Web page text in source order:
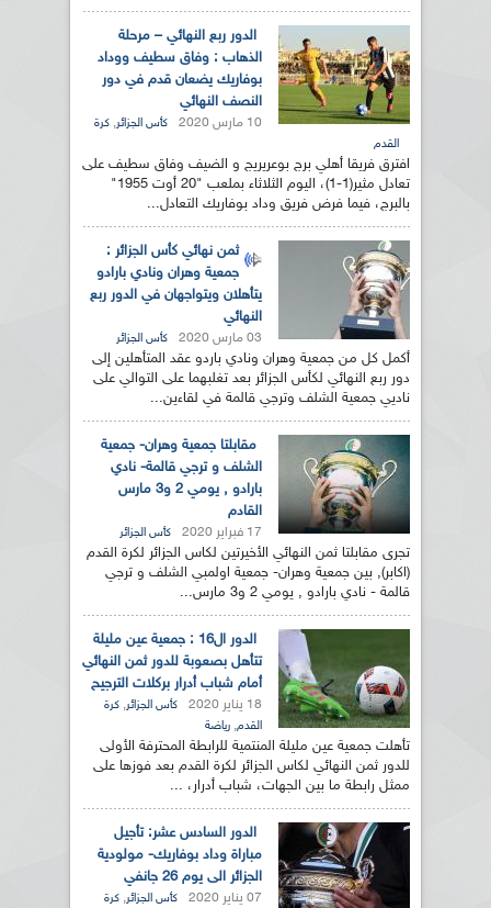
الدور ربع النهائي – مرحلة
الذهاب : وفاق سطيف ووداد
بوفاريك يضعان قدم في دور
النصف النهائي
10 مارس 2020 كأس الجزائر, كرة
القدم
افترق فريقا أهلي برج بوعريريج و الضيف وفاق سطيف على
تعادل مثير(1-1)، اليوم الثلاثاء بملعب "20 أوت 1955"
بالبرج، فيما فرض فريق وداد بوفاريك التعادل...
ثمن نهائي كأس الجزائر :
جمعية وهران ونادي بارادو
يتأهلان ويتواجهان في الدور ربع
النهائي
03 مارس 2020 كأس الجزائر
أكمل كل من جمعية وهران ونادي باردو عقد المتأهلين إلى
دور ربع النهائي لكأس الجزائر بعد تغلبهما على التوالي على
ناديي جمعية الشلف وترجي قالمة في لقاءين...
مقابلتا جمعية وهران- جمعية
الشلف و ترجي قالمة- نادي
بارادو , يومي 2 و3 مارس
القادم
17 فبراير 2020 كأس الجزائر
تجرى مقابلتا ثمن النهائي الأخيرتين لكاس الجزائر لكرة القدم
(اكابر), بين جمعية وهران- جمعية اولمبي الشلف و ترجي
قالمة - نادي بارادو , يومي 2 و3 مارس...
الدور ال16 : جمعية عين مليلة
تتأهل بصعوبة للدور ثمن النهائي
أمام شباب أدرار بركلات الترجيح
18 يناير 2020 كأس الجزائر, كرة
القدم, رياضة
تأهلت جمعية عين مليلة المنتمية للرابطة المحترفة الأولى
للدور ثمن النهائي لكاس الجزائر لكرة القدم بعد فوزها على
ممثل رابطة ما بين الجهات، شباب أدرار، ...
الدور السادس عشر: تأجيل
مباراة وداد بوفاريك- مولودية
الجزائر الى يوم 26 جانفي
07 يناير 2020 كأس الجزائر, كرة